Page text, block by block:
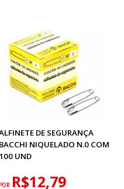
DE SEGURANÇA
BACCHI NIQUELADO N.0 COM
100 UND
R$12,79